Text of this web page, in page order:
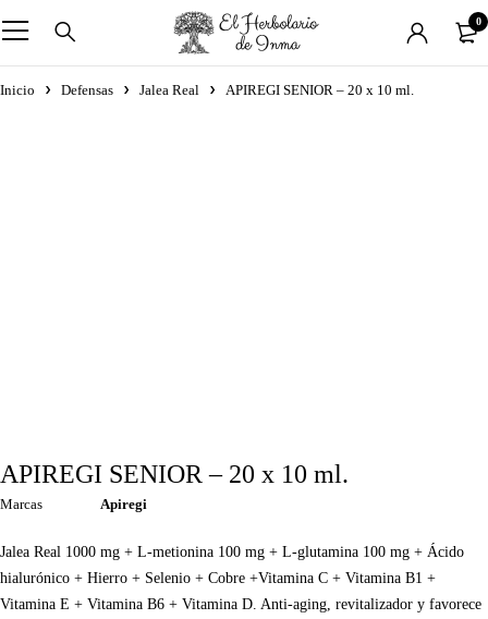
0
Inicio Defensas Jalea Real APIREGI SENIOR – 20 x 10 ml.
APIREGI SENIOR – 20 x 10 ml.
Marcas Apiregi
Jalea Real 1000 mg + L-metionina 100 mg + L-glutamina 100 mg + Ácido
hialurónico + Hierro + Selenio + Cobre +Vitamina C + Vitamina B1 +
Vitamina E + Vitamina B6 + Vitamina D. Anti-aging, revitalizador y favorece